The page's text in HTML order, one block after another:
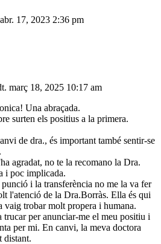
17, 2023 2:36 pm
març 18, 2025 10:17 am
Una abraçada.
surten els positius a la primera.
de dra., és important també sentir-se
agradat, no te la recomano la Dra.
i poc implicada.
i la transferència no me la va fer
l'atenció de la Dra.Borràs. Ella és qui
vaig trobar molt propera i humana.
trucar per anunciar-me el meu positiu i
per mi. En canvi, la meva doctora
distant.